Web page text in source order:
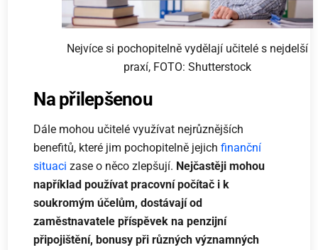
Nejvíce si pochopitelně vydělají učitelé s nejdelší
praxí, FOTO: Shutterstock
Na přilepšenou
Dále mohou učitelé využívat nejrůznějších
benefitů, které jim pochopitelně jejichfinanční
situaci zase o něco zlepšují. Nejčastěji mohou
například používat pracovní počítač i k
soukromým účelům, dostávají od
zaměstnavatele příspěvek na penzijní
připojištění, bonusy při různých významných